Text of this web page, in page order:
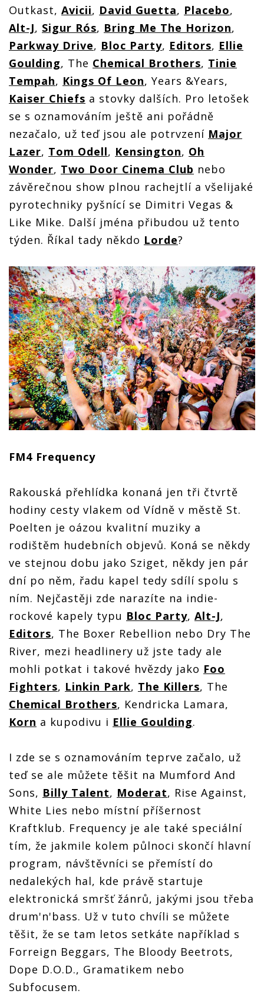
Outkast, Avicii, David Guetta, Placebo,
Alt-J, Sigur Rós, Bring Me The Horizon,
Parkway Drive, Bloc Party, Editors, Ellie
Goulding, The Chemical Brothers, Tinie
Tempah, Kings Of Leon, Years &Years,
Kaiser Chiefs a stovky dalších. Pro letošek
se s oznamováním ještě ani pořádně
nezačalo, už teď jsou ale potrvzení Major
Lazer, Tom Odell, Kensington, Oh
Wonder, Two Door Cinema Club nebo
závěrečnou show plnou rachejtlí a všelijaké
pyrotechniky pyšnící se Dimitri Vegas &
Like Mike. Další jména přibudou už tento
týden. Říkal tady někdo Lorde?
FM4 Frequency
Rakouská přehlídka konaná jen tři čtvrtě
hodiny cesty vlakem od Vídně v městě St.
Poelten je oázou kvalitní muziky a
rodištěm hudebních objevů. Koná se někdy
ve stejnou dobu jako Sziget, někdy jen pár
dní po něm, řadu kapel tedy sdílí spolu s
ním. Nejčastěji zde narazíte na indie-
rockové kapely typu Bloc Party, Alt-J,
Editors, The Boxer Rebellion nebo Dry The
River, mezi headlinery už jste tady ale
mohli potkat i takové hvězdy jako Foo
Fighters, Linkin Park, The Killers, The
Chemical Brothers, Kendricka Lamara,
Korn a kupodivu i Ellie Goulding.
I zde se s oznamováním teprve začalo, už
teď se ale můžete těšit na Mumford And
Sons, Billy Talent, Moderat, Rise Against,
White Lies nebo místní příšernost
Kraftklub. Frequency je ale také speciální
tím, že jakmile kolem půlnoci skončí hlavní
program, návštěvníci se přemístí do
nedalekých hal, kde právě startuje
elektronická smršť žánrů, jakými jsou třeba
drum'n'bass. Už v tuto chvíli se můžete
těšit, že se tam letos setkáte například s
Forreign Beggars, The Bloody Beetrots,
Dope D.O.D., Gramatikem nebo
Subfocusem.